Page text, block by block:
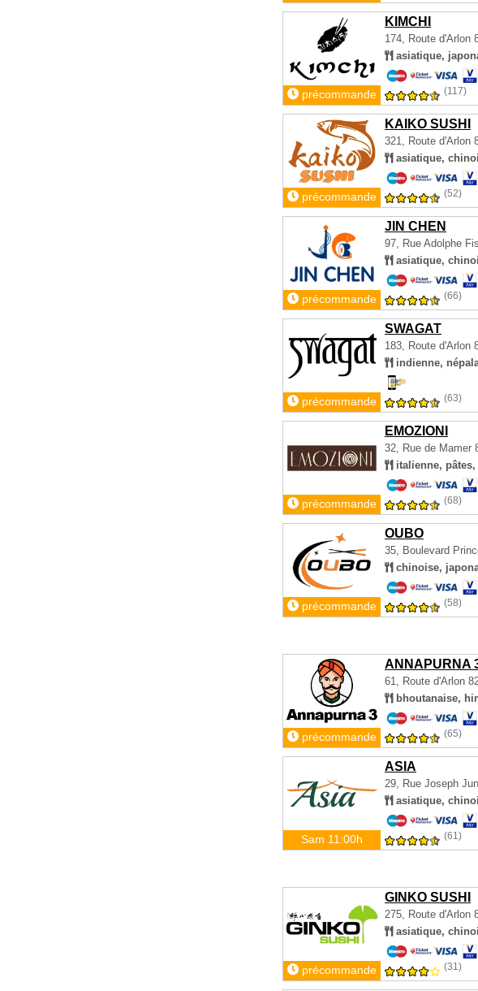
KIMCHI
174, Route d'Arlon
asiatique,
précommande (117)
KAIKO SUSHI
321, Route d'Arlon
asiatique,
précommande (52)
JIN CHEN
97, Rue Adolphe
asiatique,
précommande (66)
SWAGAT
183, Route d'Arlon
indienne,
précommande (63)
EMOZIONI
32, Rue de Mamer
italienne,
précommande (68)
OUBO
35, Boulevard
chinoise,
précommande (58)
ANNAPURNA
61, Route d'Arlon
bhoutanaise,
précommande (65)
ASIA
29, Rue Joseph
asiatique,
Sam 11:00h (61)
GINKO SUSHI
275, Route d'Arlon
asiatique,
précommande (31)